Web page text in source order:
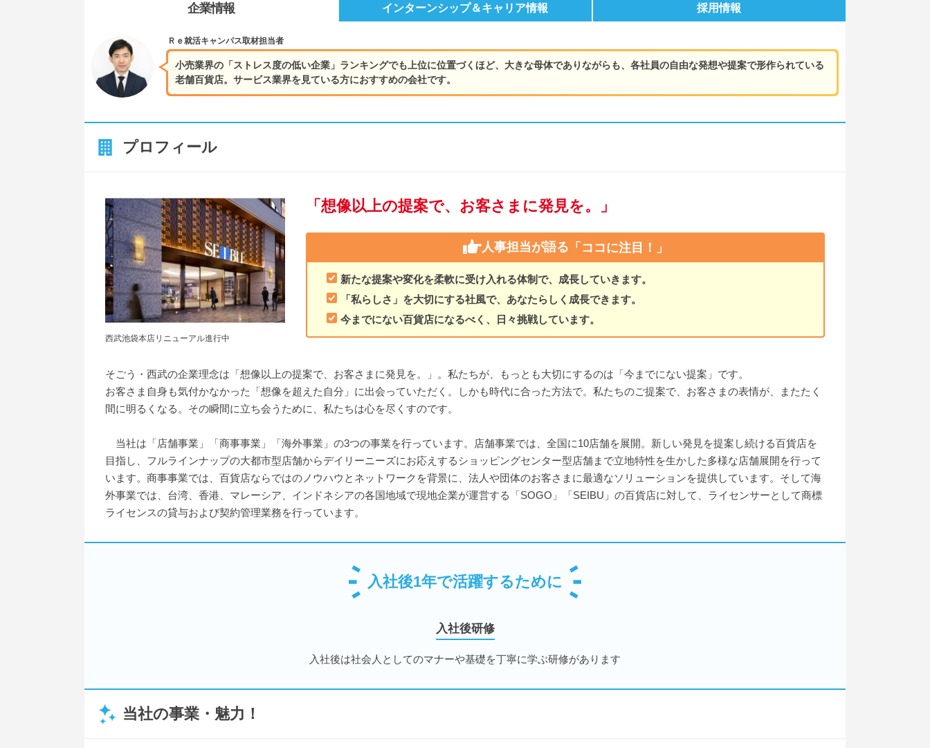
企業情報 インターンシップ＆キャリア情報 採用情報
小売業界の「ストレス度の低い企業」ランキングでも上位に位置づくほど、大きな母体でありながらも、各社員の自由な発想や提案で形作られている
老舗百貨店。サービス業界を見ている方におすすめの会社です。
Ｒｅ就活キャンパス取材担当者
プロフィール
「想像以上の提案で、お客さまに発見を。」
人事担当が語る 「ココに注目！」
新たな提案や変化を柔軟に受け入れる体制で、成長していきます。
「私らしさ」を大切にする社風で、あなたらしく成長できます。
今までにない百貨店になるべく、日々挑戦しています。
西武池袋本店リニューアル進行中
そごう・西武の企業理念は「想像以上の提案で、お客さまに発見を。」。私たちが、もっとも大切にするのは「今までにない提案」です。
お客さま自身も気付かなかった「想像を超えた自分」に出会っていただく。しかも時代に合った方法で。私たちのご提案で、お客さまの表情が、またたく
間に明るくなる。その瞬間に立ち会うために、私たちは心を尽くすのです。
当社は「店舗事業」「商事事業」「海外事業」の3つの事業を行っています。店舗事業では、全国に10店舗を展開。新しい発見を提案し続ける百貨店を
目指し、フルラインナップの大都市型店舗からデイリーニーズにお応えするショッピングセンター型店舗まで立地特性を生かした多様な店舗展開を行って
います。商事事業では、百貨店ならではのノウハウとネットワークを背景に、法人や団体のお客さまに最適なソリューションを提供しています。そして海
外事業では、台湾、香港、マレーシア、インドネシアの各国地域で現地企業が運営する「SOGO」「SEIBU」の百貨店に対して、ライセンサーとして商標
ライセンスの貸与および契約管理業務を行っています。
入社後1年で活躍するために
入社後研修
入社後は社会人としてのマナーや基礎を丁寧に学ぶ研修があります
当社の事業・魅力！